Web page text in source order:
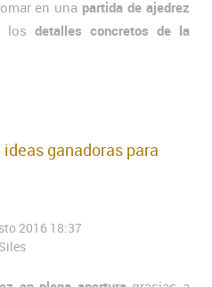
en una partida de ajedrez
los detalles concretos de la
ganadoras para
2016 18:37